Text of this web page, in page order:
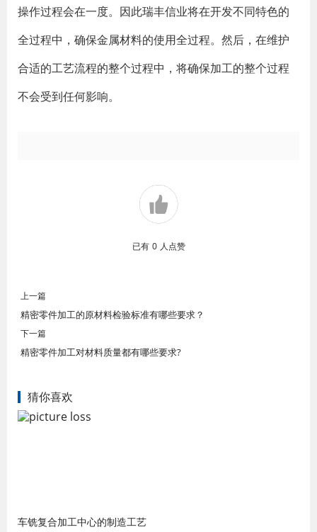
操作过程会在一度。因此瑞丰信业将在开发不同特色的
全过程中，确保金属材料的使用全过程。然后，在维护
合适的工艺流程的整个过程中，将确保加工的整个过程
不会受到任何影响。
已有 0 人点赞
上一篇
精密零件加工的原材料检验标准有哪些要求？
下一篇
精密零件加工对材料质量都有哪些要求?
猜你喜欢
车铣复合加工中心的制造工艺